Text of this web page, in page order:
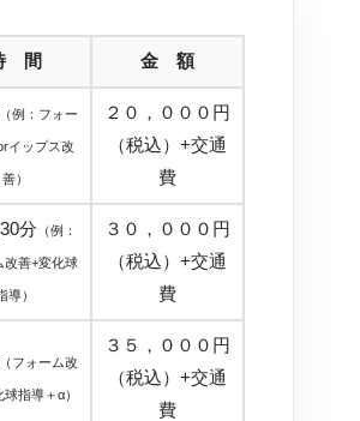
間 金 額
（例：フォー
イップス改
善）
２０，０００円
（税込）+交通
費
分 （例：
改善+変化球
導）
３０，０００円
（税込）+交通
費
（フォーム改
指導＋α）
３５，０００円
（税込）+交通
費